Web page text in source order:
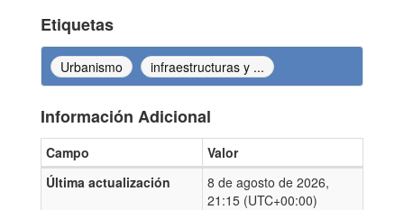
Etiquetas
Urbanismo infraestructuras y ...
Información Adicional
Información Adicional
Campo
Valor
Última actualización
8 de agosto de 2026,
21:15 (UTC+00:00)